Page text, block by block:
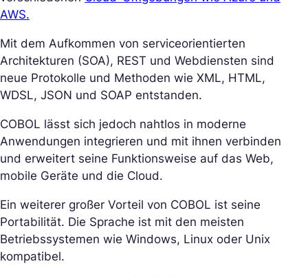
AWS.
Mit dem Aufkommen von serviceorientierten
Architekturen (SOA), REST und Webdiensten sind
neue Protokolle und Methoden wie XML, HTML,
WDSL, JSON und SOAP entstanden.
COBOL lässt sich jedoch nahtlos in moderne
Anwendungen integrieren und mit ihnen verbinden
und erweitert seine Funktionsweise auf das Web,
mobile Geräte und die Cloud.
Ein weiterer großer Vorteil von COBOL ist seine
Portabilität. Die Sprache ist mit den meisten
Betriebssystemen wie Windows, Linux oder Unix
kompatibel.